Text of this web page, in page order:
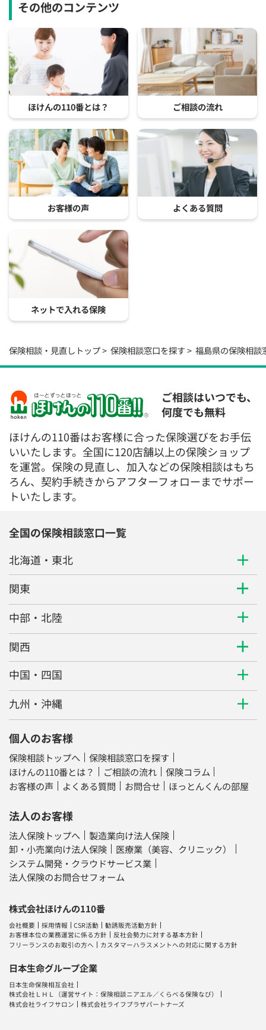
その他のコンテンツ
ほけんの110番とは？ ご相談の流れ
お客様の声 よくある質問
ネットで入れる保険
保険相談・見直しトップ 保険相談窓口を探す 福島県の保険相談
ご相談はいつでも、
何度でも無料
ほけんの110番はお客様に合った保険選びをお手伝
いいたします。全国に120店舗以上の保険ショップ
を運営。保険の見直し、加入などの保険相談はもち
ろん、契約手続きからアフターフォローまでサポー
トいたします。
全国の保険相談窓口一覧
北海道・東北
関東
中部・北陸
関西
中国・四国
九州・沖縄
個人のお客様
保険相談トップへ
保険相談窓口を探す
ほけんの110番とは？
ご相談の流れ
保険コラム
お客様の声
よくある質問 お問合せ ほっとんくんの部屋
法人のお客様
法人保険トップへ
製造業向け法人保険
卸・小売業向け法人保険
医療業（美容、クリニック）
システム開発・クラウドサービス業
法人保険のお問合せフォーム
株式会社ほけんの110番
会社概要 採用情報 CSR活動
勧誘販売活動方針
お客様本位の業務運営に係る方針
反社会勢力に対する基本方針
フリーランスのお取引の方へ
カスタマーハラスメントへの対応に関する方針
日本生命グループ企業
日本生命保険相互会社
株式会社ＬＨＬ （運営サイト：保険相談ニアエル／ くらべる保険なび）
株式会社ライフサロン
株式会社ライフプラザパートナーズ